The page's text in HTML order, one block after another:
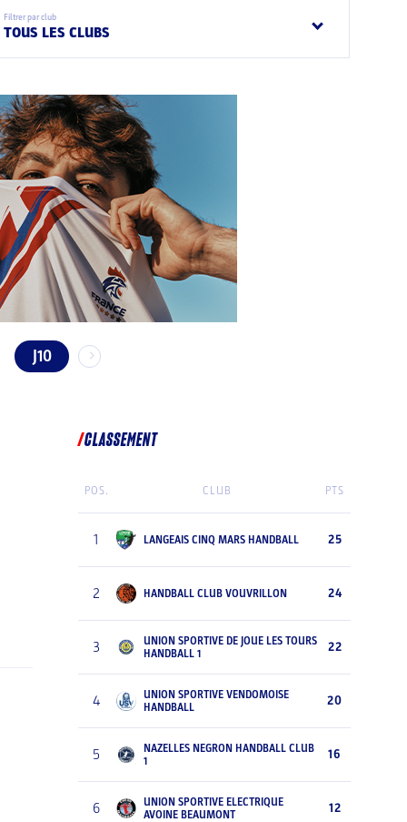
Filtrer par club
TOUS LES CLUBS
J10
CLASSEMENT
POS. CLUB PTS
1 LANGEAIS CINQ MARS HANDBALL 25
2 HANDBALL CLUB VOUVRILLON 24
3
UNION SPORTIVE DE JOUE LES TOURS
HANDBALL 1
22
4
UNION SPORTIVE VENDOMOISE
HANDBALL
20
5
NAZELLES NEGRON HANDBALL CLUB
1
16
6
UNION SPORTIVE ELECTRIQUE
AVOINE BEAUMONT
12